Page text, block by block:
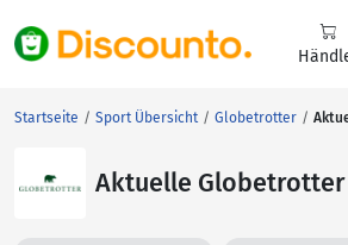
Startseite Sport Übersicht Globetrotter
Aktuelle